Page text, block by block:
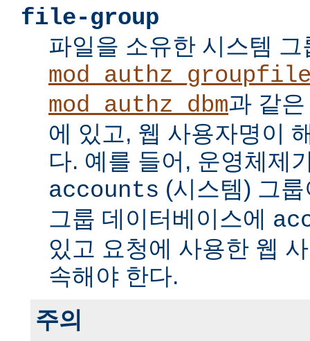
file-group
파일을 소유한 시스템 그
mod_authz_dbm과 같
에 있고, 웹 사용자명이
다. 예를 들어, 운영체제
accounts (시스템) 그
그룹 데이터베이스에
있고 요청에 사용한 웹
속해야 한다.
주의